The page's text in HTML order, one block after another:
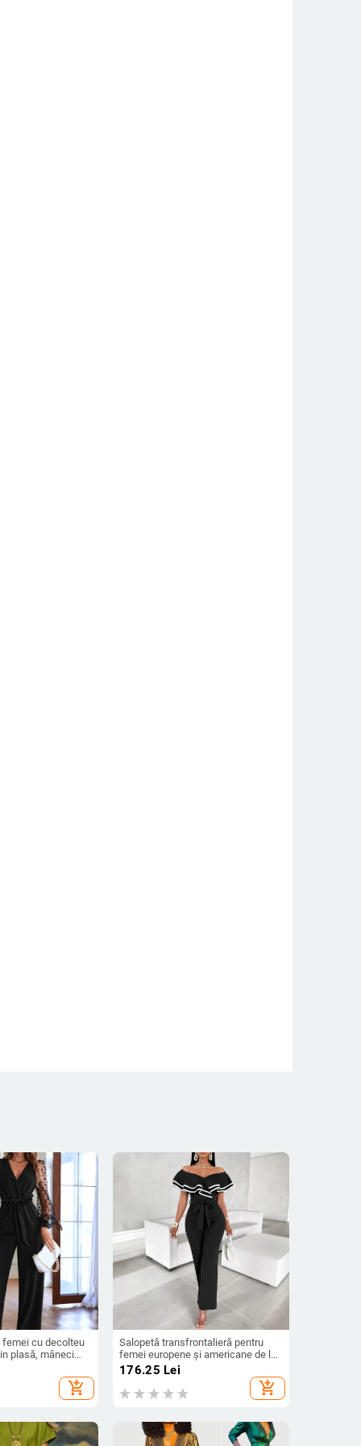
femei cu decolteu
plasă, mâneci
elegantă
add_shopping_cart
Salopetă transfrontalieră pentru
femei europene și americane de la
Amazon, cu noul temperament, cu
176.25 Lei
add_shopping_cart